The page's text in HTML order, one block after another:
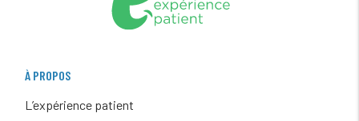
À PROPOS
L’expérience patient